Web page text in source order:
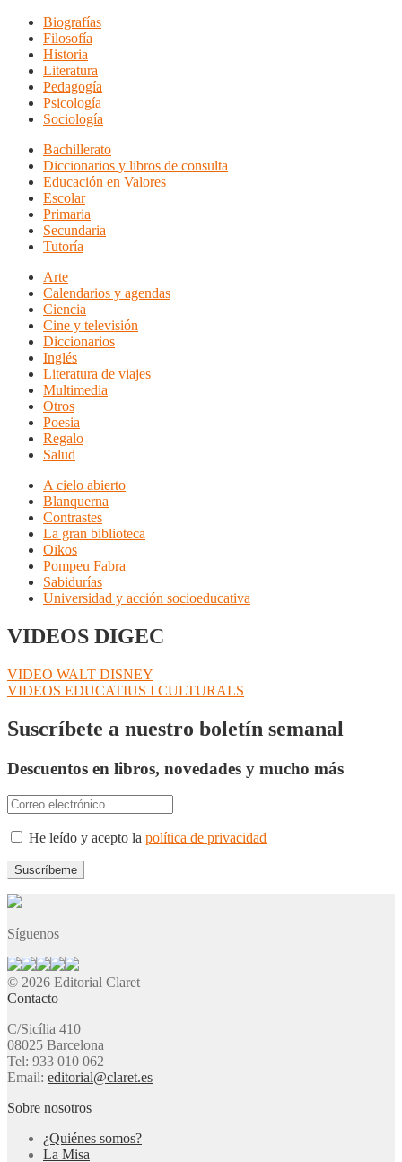
Biografías
Filosofía
Historia
Literatura
Pedagogía
Psicología
Sociología
Bachillerato
Diccionarios y libros de consulta
Educación en Valores
Escolar
Primaria
Secundaria
Tutoría
Arte
Calendarios y agendas
Ciencia
Cine y televisión
Diccionarios
Inglés
Literatura de viajes
Multimedia
Otros
Poesia
Regalo
Salud
A cielo abierto
Blanquerna
Contrastes
La gran biblioteca
Oikos
Pompeu Fabra
Sabidurías
Universidad y acción socioeducativa
VIDEOS DIGEC
Navegación
de
entradas
Anterior:
VIDEO WALT DISNEY
Siguiente:
VIDEOS EDUCATIUS I CULTURALS
Suscríbete a nuestro boletín semanal
Descuentos en libros, novedades y mucho más
He leído y acepto la política de privacidad
Síguenos
© 2026 Editorial Claret
Contacto
C/Sicília 410
08025 Barcelona
Tel: 933 010 062
Email: editorial@claret.es
Sobre nosotros
¿Quiénes somos?
La Misa